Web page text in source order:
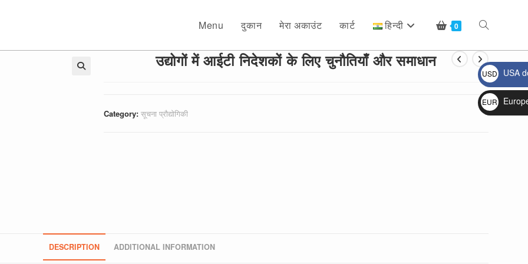
Menu दुकान मेरा अकाउंट कार्ट हिन्दी 0 Toggle
website
उद्योगों में आईटी निदेशकों के लिए चुनौतियाँ और समाधान
Category: सूचना प्रौद्योगिकी
DESCRIPTION ADDITIONAL INFORMATION
USD
$
USA
EUR
€